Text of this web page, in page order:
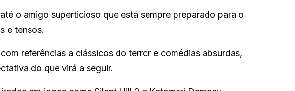
o amigo superticioso que está sempre preparado para o
e tensos.
referências a clássicos do terror e comédias absurdas,
do que virá a seguir.